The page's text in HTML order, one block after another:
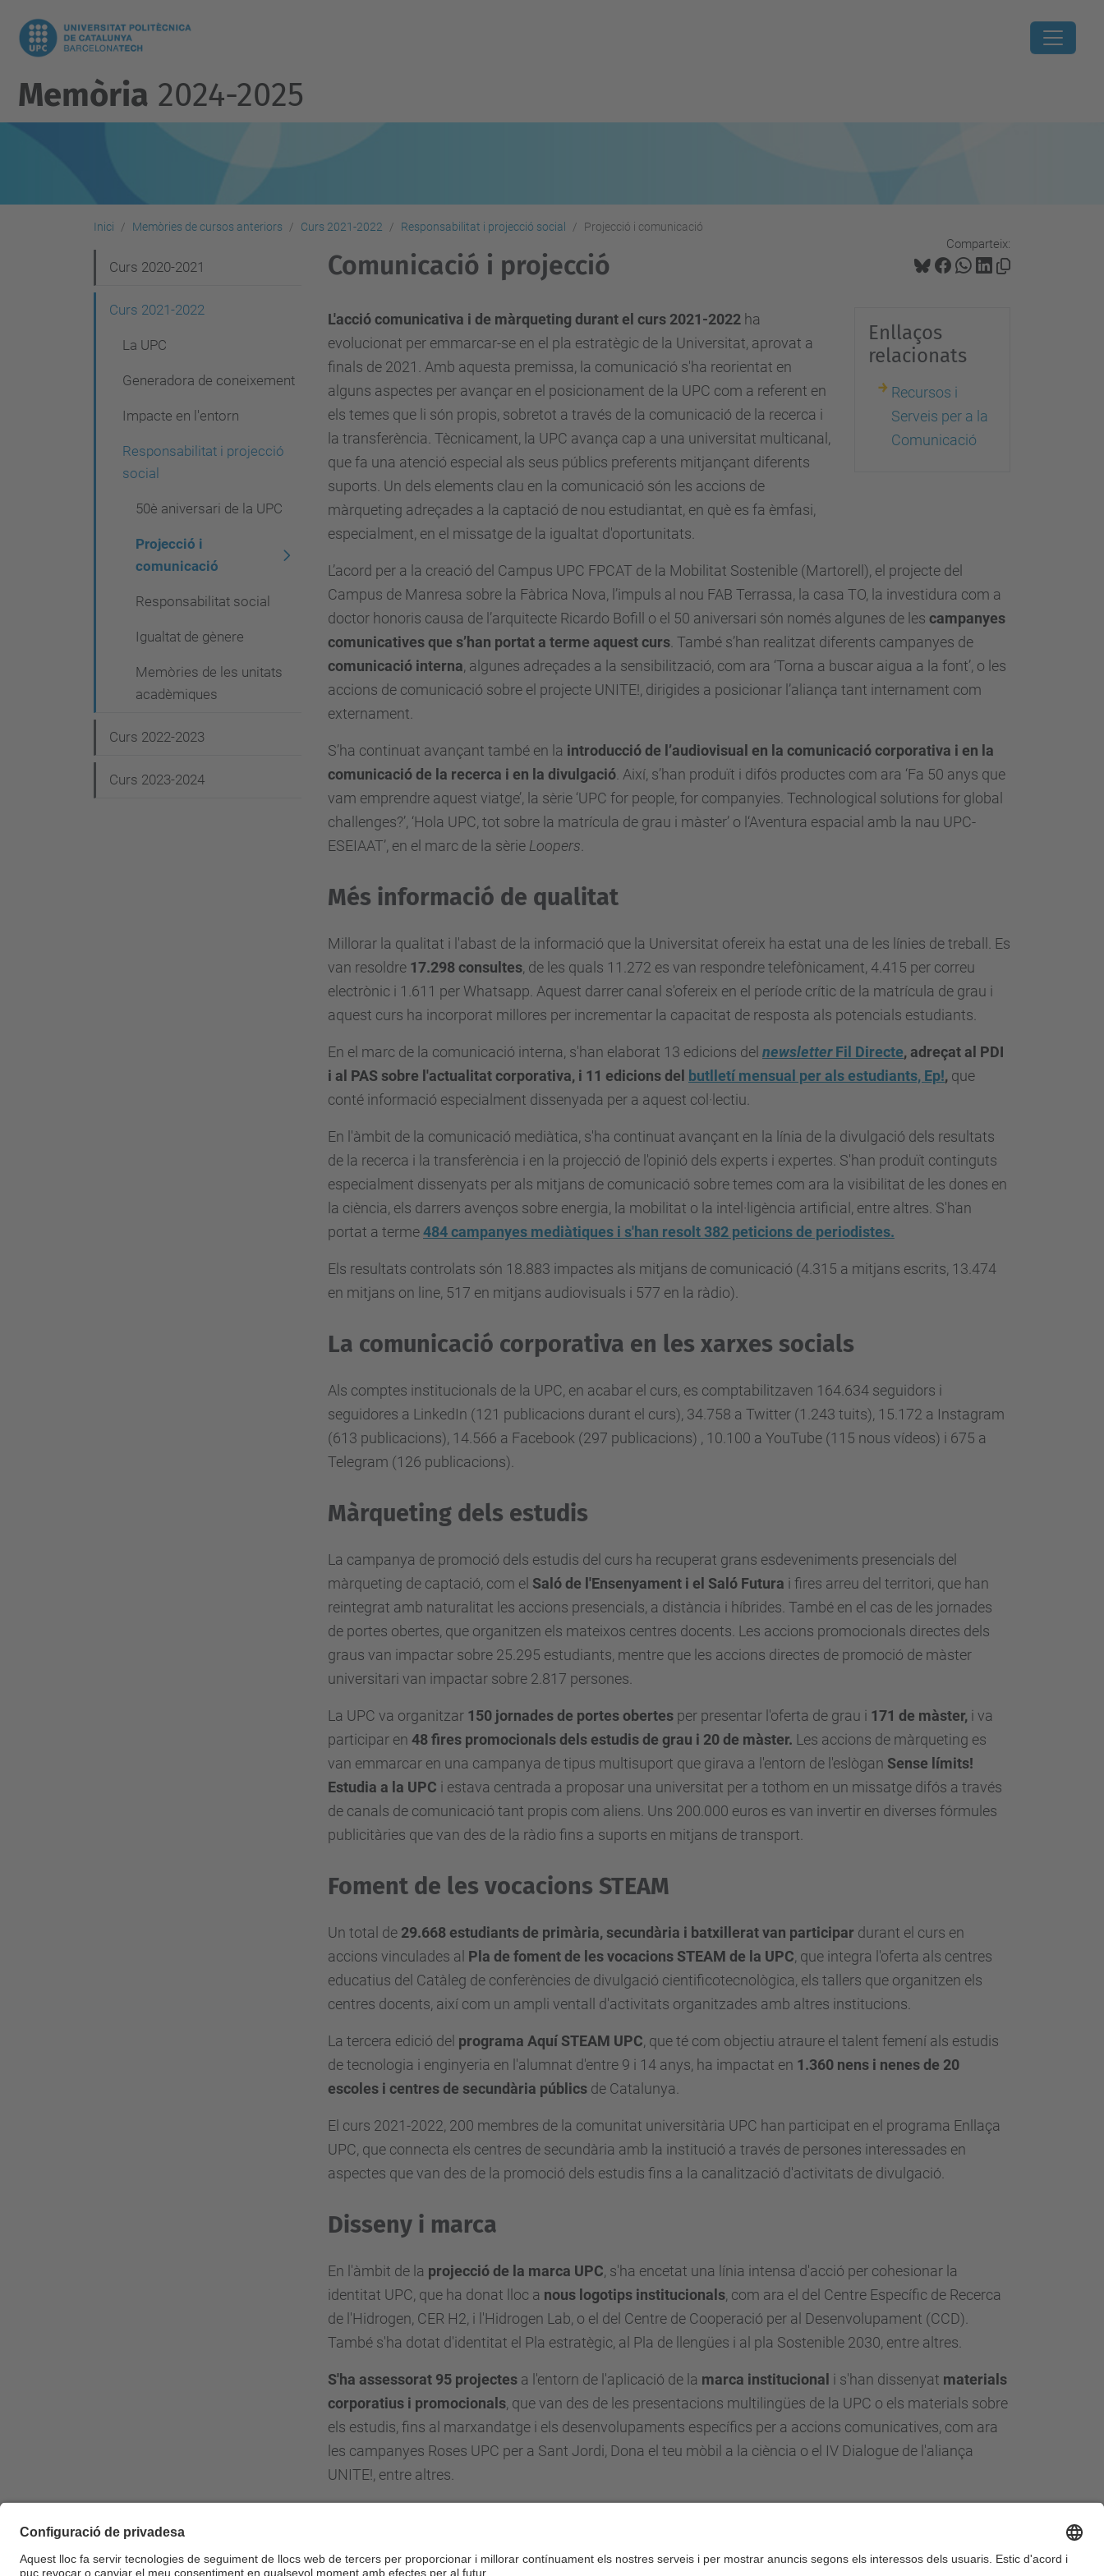
Memòria 2024-2025
Inici Memòries de cursos anteriors Curs 2021-2022 Responsabilitat i projecció social Projecció i comunicació
Comparteix:
Comunicació i projecció
L'acció comunicativa i de màrqueting durant el curs 2021-2022 ha
evolucionat per emmarcar-se en el pla estratègic de la Universitat, aprovat a
finals de 2021. Amb aquesta premissa, la comunicació s'ha reorientat en
alguns aspectes per avançar en el posicionament de la UPC com a referent en
els temes que li són propis, sobretot a través de la comunicació de la recerca i
la transferència. Tècnicament, la UPC avança cap a una universitat multicanal,
que fa una atenció especial als seus públics preferents mitjançant diferents
suports. Un dels elements clau en la comunicació són les accions de
màrqueting adreçades a la captació de nou estudiantat, en què es fa èmfasi,
especialment, en el missatge de la igualtat d'oportunitats.
Enllaços
relacionats
Recursos i
Serveis per a la
Comunicació
L’acord per a la creació del Campus UPC FPCAT de la Mobilitat Sostenible (Martorell), el projecte del
Campus de Manresa sobre la Fàbrica Nova, l’impuls al nou FAB Terrassa, la casa TO, la investidura com a
doctor honoris causa de l’arquitecte Ricardo Bofill o el 50 aniversari són només algunes de les campanyes
comunicatives que s’han portat a terme aquest curs . També s’han realitzat diferents campanyes de
comunicació interna, algunes adreçades a la sensibilització, com ara ‘Torna a buscar aigua a la font’, o les
accions de comunicació sobre el projecte UNITE!, dirigides a posicionar l’aliança tant internament com
externament.
S’ha continuat avançant també en la introducció de l’audiovisual en la comunicació corporativa i en la
comunicació de la recerca i en la divulgació . Així, s’han produït i difós productes com ara ‘Fa 50 anys que
vam emprendre aquest viatge’, la sèrie ‘UPC for people, for companyies. Technological solutions for global
challenges?’, ‘Hola UPC, tot sobre la matrícula de grau i màster’ o l‘Aventura espacial amb la nau UPC-
ESEIAAT’, en el marc de la sèrie Loopers
Més informació de qualitat
Millorar la qualitat i l'abast de la informació que la Universitat ofereix ha estat una de les línies de treball. Es
van resoldre 17.298 consultes, de les quals 11.272 es van respondre telefònicament, 4.415 per correu
electrònic i 1.611 per Whatsapp. Aquest darrer canal s'ofereix en el període crític de la matrícula de grau i
aquest curs ha incorporat millores per incrementar la capacitat de resposta als potencials estudiants.
En el marc de la comunicació interna, s'han elaborat 13 edicions del newsletterFil Directe, adreçat al PDI
i al PAS sobre l'actualitat corporativa, i 11 edicions del
butlletí mensual per als estudiants, Ep!, que
conté informació especialment dissenyada per a aquest col·lectiu.
En l'àmbit de la comunicació mediàtica, s'ha continuat avançant en la línia de la divulgació dels resultats
de la recerca i la transferència i en la projecció de l'opinió dels experts i expertes. S'han produït continguts
especialment dissenyats per als mitjans de comunicació sobre temes com ara la visibilitat de les dones en
la ciència, els darrers avenços sobre energia, la mobilitat o la intel·ligència artificial, entre altres. S'han
portat a terme484 campanyes mediàtiques i s'han resolt 382 peticions de periodistes.
Els resultats controlats són 18.883 impactes als mitjans de comunicació (4.315 a mitjans escrits, 13.474
en mitjans on line, 517 en mitjans audiovisuals i 577 en la ràdio).
La comunicació corporativa en les xarxes socials
Als comptes institucionals de la UPC, en acabar el curs, es comptabilitzaven 164.634 seguidors i
seguidores a LinkedIn (121 publicacions durant el curs), 34.758 a Twitter (1.243 tuits), 15.172 a Instagram
(613 publicacions), 14.566 a Facebook (297 publicacions) , 10.100 a YouTube (115 nous vídeos) i 675 a
Telegram (126 publicacions).
Màrqueting dels estudis
La campanya de promoció dels estudis del curs ha recuperat grans esdeveniments presencials del
màrqueting de captació, com el Saló de l'Ensenyament i el Saló Futura i fires arreu del territori, que han
reintegrat amb naturalitat les accions presencials, a distància i híbrides. També en el cas de les jornades
de portes obertes, que organitzen els mateixos centres docents. Les accions promocionals directes dels
graus van impactar sobre 25.295 estudiants, mentre que les accions directes de promoció de màster
universitari van impactar sobre 2.817 persones.
La UPC va organitzar 150 jornades de portes obertes per presentar l'oferta de grau i 171 de màster, i va
participar en 48 fires promocionals dels estudis de grau i 20 de màster. Les accions de màrqueting es
van emmarcar en una campanya de tipus multisuport que girava a l'entorn de l'eslògan Sense límits!
Estudia a la UPC i estava centrada a proposar una universitat per a tothom en un missatge difós a través
de canals de comunicació tant propis com aliens. Uns 200.000 euros es van invertir en diverses fórmules
publicitàries que van des de la ràdio fins a suports en mitjans de transport.
Foment de les vocacions STEAM
Un total de 29.668 estudiants de primària, secundària i batxillerat van participar durant el curs en
accions vinculades al Pla de foment de les vocacions STEAM de la UPC, que integra l'oferta als centres
educatius del Catàleg de conferències de divulgació cientificotecnològica, els tallers que organitzen els
centres docents, així com un ampli ventall d'activitats organitzades amb altres institucions.
La tercera edició del programa Aquí STEAM UPC, que té com objectiu atraure el talent femení als estudis
de tecnologia i enginyeria en l'alumnat d'entre 9 i 14 anys, ha impactat en 1.360 nens i nenes de 20
escoles i centres de secundària públics de Catalunya.
El curs 2021-2022, 200 membres de la comunitat universitària UPC han participat en el programa Enllaça
UPC, que connecta els centres de secundària amb la institució a través de persones interessades en
aspectes que van des de la promoció dels estudis fins a la canalització d'activitats de divulgació.
Disseny i marca
En l'àmbit de la projecció de la marca UPC, s'ha encetat una línia intensa d'acció per cohesionar la
identitat UPC, que ha donat lloc a nous logotips institucionals, com ara el del Centre Específic de Recerca
de l'Hidrogen, CER H2, i l'Hidrogen Lab, o el del Centre de Cooperació per al Desenvolupament (CCD).
També s'ha dotat d'identitat el Pla estratègic, al Pla de llengües i al pla Sostenible 2030, entre altres.
S'ha assessorat 95 projectes a l'entorn de l'aplicació de la marca institucional i s'han dissenyat materials
corporatius i promocionals, que van des de les presentacions multilingües de la UPC o els materials sobre
els estudis, fins al marxandatge i els desenvolupaments específics per a accions comunicatives, com ara
les campanyes Roses UPC per a Sant Jordi, Dona el teu mòbil a la ciència o el IV Dialogue de l'aliança
UNITE!, entre altres.
a
Curs 2020-2021
Curs 2021-2022
La UPC
Generadora de coneixement
Impacte en l'entorn
Responsabilitat i projecció
social
50è aniversari de la UPC
Projecció i
comunicació
Responsabilitat social
Igualtat de gènere
Memòries de les unitats
acadèmiques
Curs 2022-2023
Curs 2023-2024